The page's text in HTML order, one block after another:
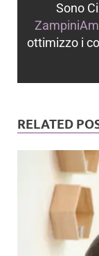
Sono
ottimizzo i
RELATED